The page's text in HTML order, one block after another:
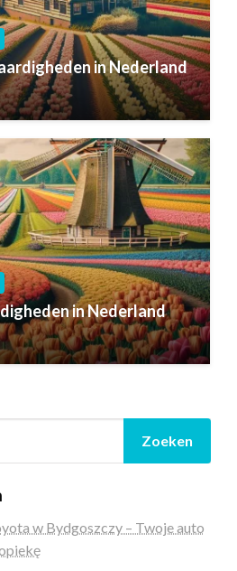
in Nederland
in Nederland
Zoeken
w Bydgoszczy – Twoje auto